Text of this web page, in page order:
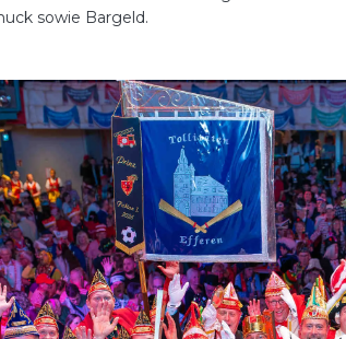
sowie Bargeld.